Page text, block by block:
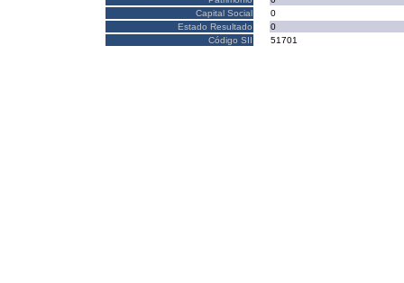
Capital Social
0
Estado Resultado
0
Código SII
51701